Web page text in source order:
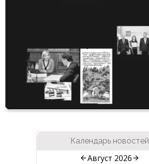
Календарь новостей
Август 2026